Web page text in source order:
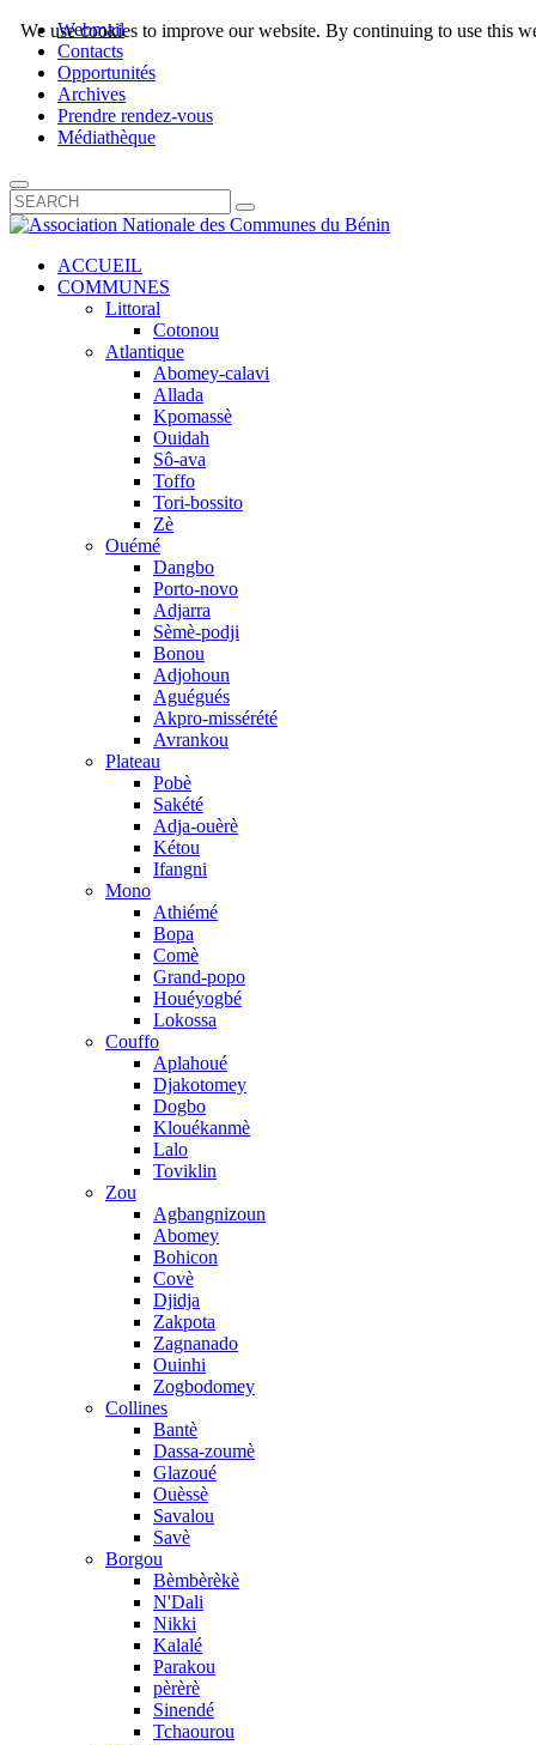
Webmail
Contacts
Opportunités
Archives
Prendre rendez-vous
Médiathèque
ACCUEIL
COMMUNES
Littoral
Cotonou
Atlantique
Abomey-calavi
Allada
Kpomassè
Ouidah
Sô-ava
Toffo
Tori-bossito
Zè
Ouémé
Dangbo
Porto-novo
Adjarra
Sèmè-podji
Bonou
Adjohoun
Aguégués
Akpro-missérété
Avrankou
Plateau
Pobè
Sakété
Adja-ouèrè
Kétou
Ifangni
Mono
Athiémé
Bopa
Comè
Grand-popo
Houéyogbé
Lokossa
Couffo
Aplahoué
Djakotomey
Dogbo
Klouékanmè
Lalo
Toviklin
Zou
Agbangnizoun
Abomey
Bohicon
Covè
Djidja
Zakpota
Zagnanado
Ouinhi
Zogbodomey
Collines
Bantè
Dassa-zoumè
Glazoué
Ouèssè
Savalou
Savè
Borgou
Bèmbèrèkè
N'Dali
Nikki
Kalalé
Parakou
pèrèrè
Sinendé
Tchaourou
We use cookies to improve our website. By continuing to use this